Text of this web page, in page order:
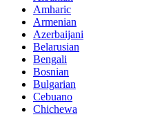
Amharic
Armenian
Azerbaijani
Belarusian
Bengali
Bosnian
Bulgarian
Cebuano
Chichewa